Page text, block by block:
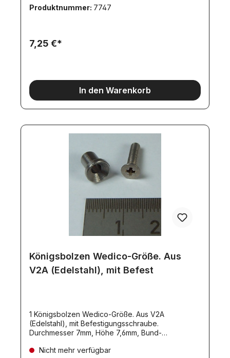
Produktnummer: 7747
7,25 €*
In den Warenkorb
Königsbolzen Wedico-Größe. Aus
V2A (Edelstahl), mit Befest
1 Königsbolzen Wedico-Größe. Aus V2A
(Edelstahl), mit Befestigungsschraube.
Durchmesser 7mm, Höhe 7,6mm, Bund-
M3x12mm.
Nicht mehr verfügbar